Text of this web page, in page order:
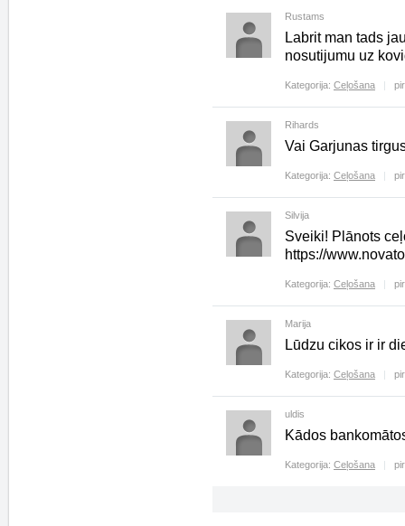
Rustams
Labrit man tads
nosutijumu uz
Kategorija: Ceļošana
Rihards
Vai Garjunas
Kategorija: Ceļošana
Silvija
Sveiki! Plānots
https://
Kategorija: Ceļošana
Marija
Lūdzu cikos ir ir
Kategorija: Ceļošana
uldis
Kādos
Kategorija: Ceļošana